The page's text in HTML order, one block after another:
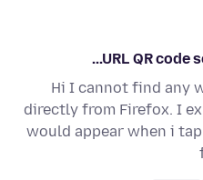
URL QR code
Hi I cannot find any
directly from Firefox. I
would appear when i